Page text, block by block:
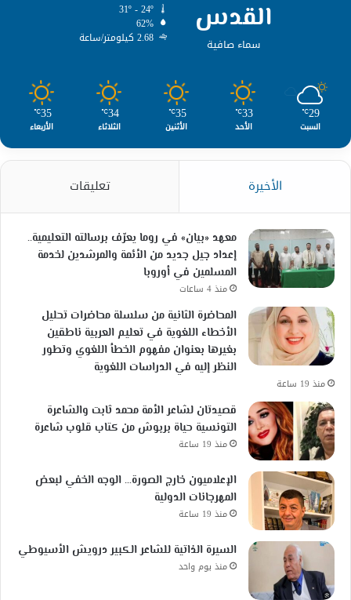
القدس
سماء صافية
62%
2.68 كيلومتر/ساعة
29
℃
السبت
33
℃
الأحد
35
℃
الأثنين
34
℃
الثلاثاء
35
℃
الأربعاء
الأخيرة تعليقات
معهد «بيان» في روما يعرّف برسالته التعليمية..
إعداد جيل جديد من الأئمة والمرشدين لخدمة
المسلمين في أوروبا
منذ 4 ساعات
المحاضرة الثانية من سلسلة محاضرات تحليل
الأخطاء اللغوية في تعليم العربية ناطقين
بغيرها بعنوان مفهوم الخطأ اللغوي وتطور
النظر إليه في الدراسات اللغوية
منذ 19 ساعة
قصيدتان لشاعر الأمة محمد ثابت والشاعرة
التونسية حياة بربوش من كتاب قلوب شاعرة
منذ 19 ساعة
الإعلاميون خارج الصورة… الوجه الخفي لبعض
المهرجانات الدولية
منذ 19 ساعة
السيرة الذاتية للشاعر الكبير درويش الأسيوطي
منذ يوم واحد